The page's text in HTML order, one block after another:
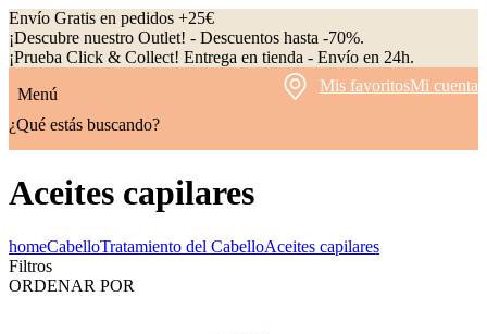
Envío Gratis en pedidos +25€
¡Descubre nuestro Outlet! - Descuentos hasta -70%.
¡Prueba Click & Collect! Entrega en tienda - Envío en 24h.
Menú
Mis favoritosMi cuenta
¿Qué estás buscando?
Aceites capilares
homeCabelloTratamiento del CabelloAceites capilares
Filtros
ORDENAR POR